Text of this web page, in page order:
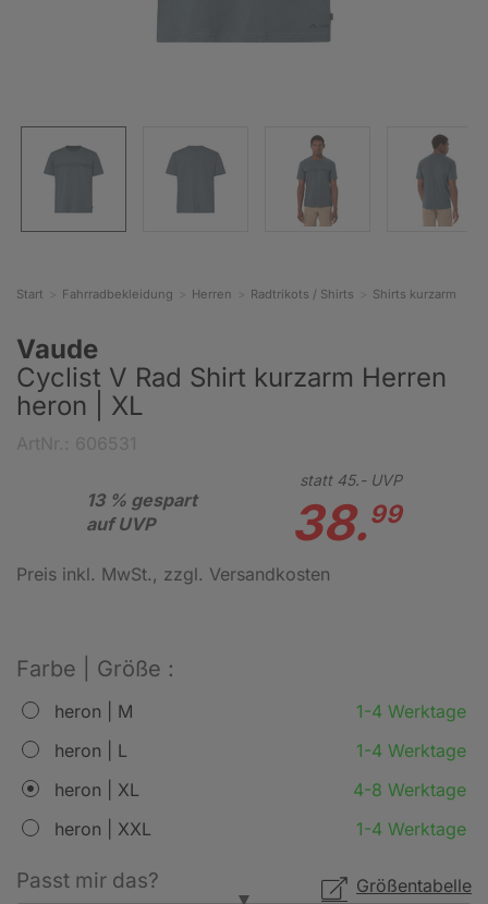
Start Fahrradbekleidung Herren Radtrikots / Shirts Shirts kurzarm
Vaude
Cyclist V Rad Shirt kurzarm Herren
heron | XL
13 % gespart
auf UVP
statt 45.-UVP
38.99
Preis inkl. MwSt., zzgl. Versandkosten
Farbe | Größe :
heron | M
1-4 Werktage
heron | L
1-4 Werktage
heron | XL
4-8 Werktage
heron | XXL
1-4 Werktage
Größentabelle
Passt mir das?